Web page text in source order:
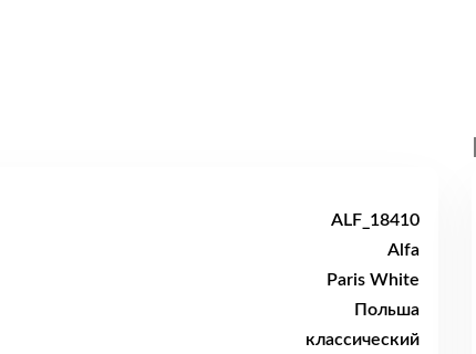
ALF_18410
Alfa
Paris White
Польша
классический